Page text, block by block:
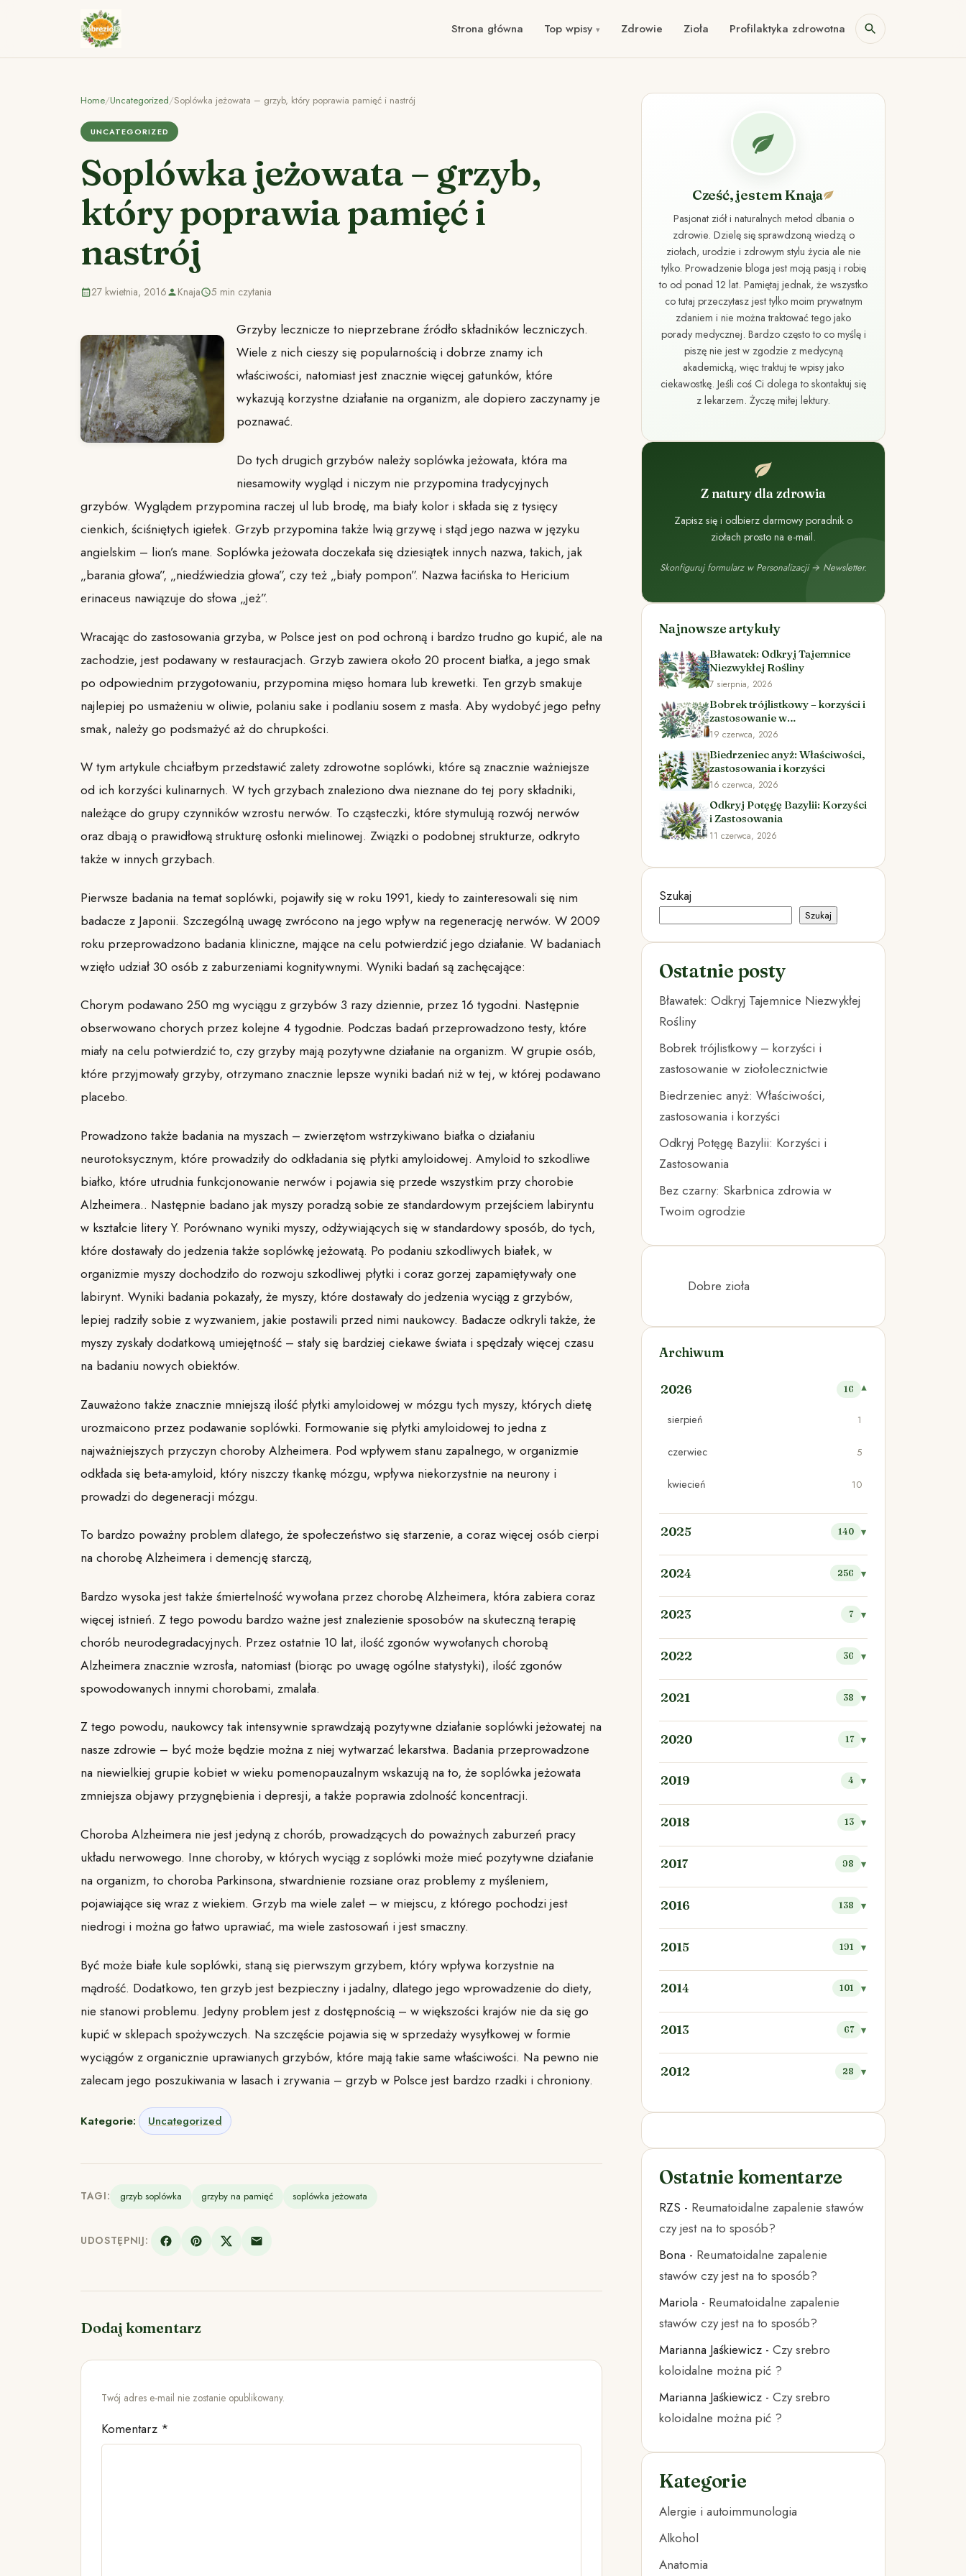
Strona główna Top wpisy Zdrowie Zioła Profilaktyka zdrowotna
Home/Uncategorized/Soplówka jeżowata – grzyb, który poprawia pamięć i nastrój
UNCATEGORIZED
Soplówka jeżowata – grzyb,
który poprawia pamięć i
nastrój
27 kwietnia, 2016 Knaja 5 min czytania
Grzyby lecznicze to nieprzebrane źródło składników leczniczych.
Wiele z nich cieszy się popularnością i dobrze znamy ich
właściwości, natomiast jest znacznie więcej gatunków, które
wykazują korzystne działanie na organizm, ale dopiero zaczynamy je
poznawać.
Do tych drugich grzybów należy soplówka jeżowata, która ma
niesamowity wygląd i niczym nie przypomina tradycyjnych
grzybów. Wyglądem przypomina raczej ul lub brodę, ma biały kolor i składa się z tysięcy
cienkich, ściśniętych igiełek. Grzyb przypomina także lwią grzywę i stąd jego nazwa w języku
angielskim – lion’s mane. Soplówka jeżowata doczekała się dziesiątek innych nazwa, takich, jak
„barania głowa”, „niedźwiedzia głowa”, czy też „biały pompon”. Nazwa łacińska to Hericium
erinaceus nawiązuje do słowa „jeż”.
Wracając do zastosowania grzyba, w Polsce jest on pod ochroną i bardzo trudno go kupić, ale na
zachodzie, jest podawany w restauracjach. Grzyb zawiera około 20 procent białka, a jego smak
po odpowiednim przygotowaniu, przypomina mięso homara lub krewetki. Ten grzyb smakuje
najlepiej po usmażeniu w oliwie, polaniu sake i podlaniu sosem z masła. Aby wydobyć jego pełny
smak, należy go podsmażyć aż do chrupkości.
W tym artykule chciałbym przedstawić zalety zdrowotne soplówki, które są znacznie ważniejsze
od ich korzyści kulinarnych. W tych grzybach znaleziono dwa nieznane do tej pory składniki,
należące do grupy czynników wzrostu nerwów. To cząsteczki, które stymulują rozwój nerwów
oraz dbają o prawidłową strukturę osłonki mielinowej. Związki o podobnej strukturze, odkryto
także w innych grzybach.
Pierwsze badania na temat soplówki, pojawiły się w roku 1991, kiedy to zainteresowali się nim
badacze z Japonii. Szczególną uwagę zwrócono na jego wpływ na regenerację nerwów. W 2009
roku przeprowadzono badania kliniczne, mające na celu potwierdzić jego działanie. W badaniach
wzięło udział 30 osób z zaburzeniami kognitywnymi. Wyniki badań są zachęcające:
Chorym podawano 250 mg wyciągu z grzybów 3 razy dziennie, przez 16 tygodni. Następnie
obserwowano chorych przez kolejne 4 tygodnie. Podczas badań przeprowadzono testy, które
miały na celu potwierdzić to, czy grzyby mają pozytywne działanie na organizm. W grupie osób,
które przyjmowały grzyby, otrzymano znacznie lepsze wyniki badań niż w tej, w której podawano
placebo.
Prowadzono także badania na myszach – zwierzętom wstrzykiwano białka o działaniu
neurotoksycznym, które prowadziły do odkładania się płytki amyloidowej. Amyloid to szkodliwe
białko, które utrudnia funkcjonowanie nerwów i pojawia się przede wszystkim przy chorobie
Alzheimera.. Następnie badano jak myszy poradzą sobie ze standardowym przejściem labiryntu
w kształcie litery Y. Porównano wyniki myszy, odżywiających się w standardowy sposób, do tych,
które dostawały do jedzenia także soplówkę jeżowatą. Po podaniu szkodliwych białek, w
organizmie myszy dochodziło do rozwoju szkodliwej płytki i coraz gorzej zapamiętywały one
labirynt. Wyniki badania pokazały, że myszy, które dostawały do jedzenia wyciąg z grzybów,
lepiej radziły sobie z wyzwaniem, jakie postawili przed nimi naukowcy. Badacze odkryli także, że
myszy zyskały dodatkową umiejętność – stały się bardziej ciekawe świata i spędzały więcej czasu
na badaniu nowych obiektów.
Zauważono także znacznie mniejszą ilość płytki amyloidowej w mózgu tych myszy, których dietę
urozmaicono przez podawanie soplówki. Formowanie się płytki amyloidowej to jedna z
najważniejszych przyczyn choroby Alzheimera. Pod wpływem stanu zapalnego, w organizmie
odkłada się beta-amyloid, który niszczy tkankę mózgu, wpływa niekorzystnie na neurony i
prowadzi do degeneracji mózgu.
To bardzo poważny problem dlatego, że społeczeństwo się starzenie, a coraz więcej osób cierpi
na chorobę Alzheimera i demencję starczą,
Bardzo wysoka jest także śmiertelność wywołana przez chorobę Alzheimera, która zabiera coraz
więcej istnień. Z tego powodu bardzo ważne jest znalezienie sposobów na skuteczną terapię
chorób neurodegradacyjnych. Przez ostatnie 10 lat, ilość zgonów wywołanych chorobą
Alzheimera znacznie wzrosła, natomiast (biorąc po uwagę ogólne statystyki), ilość zgonów
spowodowanych innymi chorobami, zmalała.
Z tego powodu, naukowcy tak intensywnie sprawdzają pozytywne działanie soplówki jeżowatej na
nasze zdrowie – być może będzie można z niej wytwarzać lekarstwa. Badania przeprowadzone
na niewielkiej grupie kobiet w wieku pomenopauzalnym wskazują na to, że soplówka jeżowata
zmniejsza objawy przygnębienia i depresji, a także poprawia zdolność koncentracji.
Choroba Alzheimera nie jest jedyną z chorób, prowadzących do poważnych zaburzeń pracy
układu nerwowego. Inne choroby, w których wyciąg z soplówki może mieć pozytywne działanie
na organizm, to choroba Parkinsona, stwardnienie rozsiane oraz problemy z myśleniem,
pojawiające się wraz z wiekiem. Grzyb ma wiele zalet – w miejscu, z którego pochodzi jest
niedrogi i można go łatwo uprawiać, ma wiele zastosowań i jest smaczny.
Być może białe kule soplówki, staną się pierwszym grzybem, który wpływa korzystnie na
mądrość. Dodatkowo, ten grzyb jest bezpieczny i jadalny, dlatego jego wprowadzenie do diety,
nie stanowi problemu. Jedyny problem jest z dostępnością – w większości krajów nie da się go
kupić w sklepach spożywczych. Na szczęście pojawia się w sprzedaży wysyłkowej w formie
wyciągów z organicznie uprawianych grzybów, które mają takie same właściwości. Na pewno nie
zalecam jego poszukiwania w lasach i zrywania – grzyb w Polsce jest bardzo rzadki i chroniony.
Kategorie: Uncategorized
TAGI: grzyb soplówka grzyby na pamięć soplówka jeżowata
UDOSTĘPNIJ:
Dodaj komentarz
Twój adres e-mail nie zostanie opublikowany.
Komentarz *
Cześć, jestem Knaja
Pasjonat ziół i naturalnych metod dbania o
zdrowie. Dzielę się sprawdzoną wiedzą o
ziołach, urodzie i zdrowym stylu życia ale nie
tylko. Prowadzenie bloga jest moją pasją i robię
to od ponad 12 lat. Pamiętaj jednak, że wszystko
co tutaj przeczytasz jest tylko moim prywatnym
zdaniem i nie można traktować tego jako
porady medycznej. Bardzo często to co myślę i
piszę nie jest w zgodzie z medycyną
akademicką, więc traktuj te wpisy jako
ciekawostkę. Jeśli coś Ci dolega to skontaktuj się
z lekarzem. Życzę miłej lektury.
Z natury dla zdrowia
Zapisz się i odbierz darmowy poradnik o
ziołach prosto na e-mail.
Skonfiguruj formularz w Personalizacji → Newsletter.
Najnowsze artykuły
Bławatek: Odkryj Tajemnice
Niezwykłej Rośliny
7 sierpnia, 2026
Bobrek trójlistkowy – korzyści i
zastosowanie w
ziołolecznictwie
19 czerwca, 2026
Biedrzeniec anyż: Właściwości,
zastosowania i korzyści
16 czerwca, 2026
Odkryj Potęgę Bazylii: Korzyści
i Zastosowania
11 czerwca, 2026
Szukaj
Szukaj
Ostatnie posty
Bławatek: Odkryj Tajemnice Niezwykłej
Rośliny
Bobrek trójlistkowy – korzyści i
zastosowanie w ziołolecznictwie
Biedrzeniec anyż: Właściwości,
zastosowania i korzyści
Odkryj Potęgę Bazylii: Korzyści i
Zastosowania
Bez czarny: Skarbnica zdrowia w
Twoim ogrodzie
Dobre zioła
Archiwum
2026 16
sierpień 1
czerwiec 5
kwiecień 10
2025 140
2024 256
2023 7
2022 36
2021 38
2020 17
2019 4
2018 13
2017 98
2016 138
2015 191
2014 101
2013 67
2012 28
Ostatnie komentarze
RZS - Reumatoidalne zapalenie stawów
czy jest na to sposób?
Bona - Reumatoidalne zapalenie
stawów czy jest na to sposób?
Mariola - Reumatoidalne zapalenie
stawów czy jest na to sposób?
Marianna Jaśkiewicz - Czy srebro
koloidalne można pić ?
Marianna Jaśkiewicz - Czy srebro
koloidalne można pić ?
Kategorie
Alergie i autoimmunologia
Alkohol
Anatomia